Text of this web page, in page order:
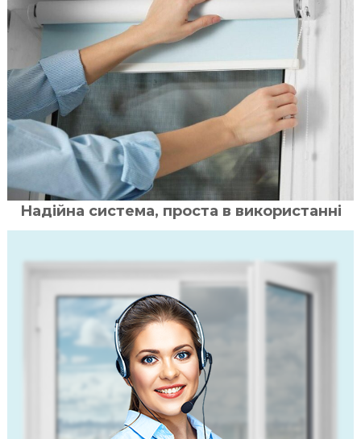
Надійна система, проста в використанні